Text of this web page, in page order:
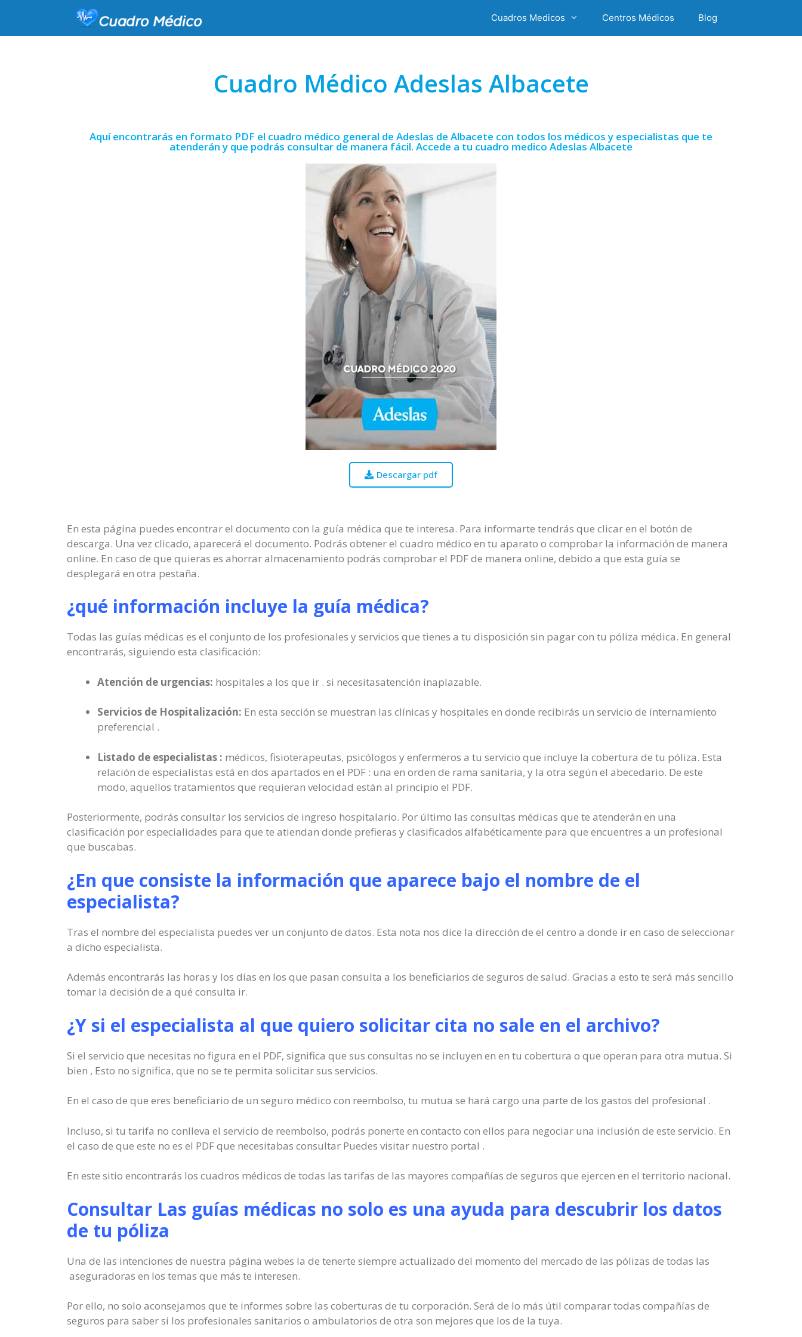
Cuadros Medicos Centros Médicos Blog
Cuadro Médico Adeslas Albacete
Aquí encontrarás en formato PDF el cuadro médico general de Adeslas de Albacete con todos los médicos y especialistas que te
atenderán y que podrás consultar de manera fácil. Accede a tu cuadro medico Adeslas Albacete
Descargar pdf
En esta página puedes encontrar el documento con la guía médica que te interesa. Para informarte tendrás que clicar en el botón de
descarga. Una vez clicado, aparecerá el documento. Podrás obtener el cuadro médico en tu aparato o comprobar la información de manera
online. En caso de que quieras es ahorrar almacenamiento podrás comprobar el PDF de manera online, debido a que esta guía se
desplegará en otra pestaña.
¿qué información incluye la guía médica?
Todas las guías médicas es el conjunto de los profesionales y servicios que tienes a tu disposición sin pagar con tu póliza médica. En general
encontrarás, siguiendo esta clasificación:
Atención de urgencias: hospitales a los que ir . si necesitasatención inaplazable.
Servicios de Hospitalización: En esta sección se muestran las clínicas y hospitales en donde recibirás un servicio de internamiento
preferencial .
Listado de especialistas : médicos, fisioterapeutas, psicólogos y enfermeros a tu servicio que incluye la cobertura de tu póliza. Esta
relación de especialistas está en dos apartados en el PDF : una en orden de rama sanitaria, y la otra según el abecedario. De este
modo, aquellos tratamientos que requieran velocidad están al principio el PDF.
Posteriormente, podrás consultar los servicios de ingreso hospitalario. Por último las consultas médicas que te atenderán en una
clasificación por especialidades para que te atiendan donde prefieras y clasificados alfabéticamente para que encuentres a un profesional
que buscabas.
¿En que consiste la información que aparece bajo el nombre de el
especialista?
Tras el nombre del especialista puedes ver un conjunto de datos. Esta nota nos dice la dirección de el centro a donde ir en caso de seleccionar
a dicho especialista.
Además encontrarás las horas y los días en los que pasan consulta a los beneficiarios de seguros de salud. Gracias a esto te será más sencillo
tomar la decisión de a qué consulta ir.
¿Y si el especialista al que quiero solicitar cita no sale en el archivo?
Si el servicio que necesitas no figura en el PDF, significa que sus consultas no se incluyen en en tu cobertura o que operan para otra mutua. Si
bien , Esto no significa, que no se te permita solicitar sus servicios.
En el caso de que eres beneficiario de un seguro médico con reembolso, tu mutua se hará cargo una parte de los gastos del profesional .
Incluso, si tu tarifa no conlleva el servicio de reembolso, podrás ponerte en contacto con ellos para negociar una inclusión de este servicio. En
el caso de que este no es el PDF que necesitabas consultar Puedes visitar nuestro portal .
En este sitio encontrarás los cuadros médicos de todas las tarifas de las mayores compañías de seguros que ejercen en el territorio nacional.
Consultar Las guías médicas no solo es una ayuda para descubrir los datos
de tu póliza
Una de las intenciones de nuestra página webes la de tenerte siempre actualizado del momento del mercado de las pólizas de todas las
aseguradoras en los temas que más te interesen.
Por ello, no solo aconsejamos que te informes sobre las coberturas de tu corporación. Será de lo más útil comparar todas compañías de
seguros para saber si los profesionales sanitarios o ambulatorios de otra son mejores que los de la tuya.